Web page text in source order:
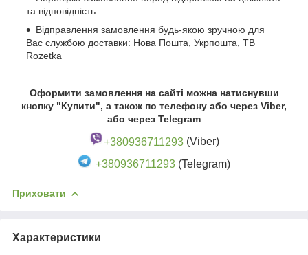
та відповідність
Відправлення замовлення будь-якою зручною для
Вас службою доставки: Нова Пошта, Укрпошта, ТВ
Rozetka
Оформити замовлення на сайті можна натиснувши
кнопку "Купити", а також по телефону або через Viber,
або через Telegram
+380936711293(Viber)
+380936711293 (Telegram)
Приховати
Характеристики